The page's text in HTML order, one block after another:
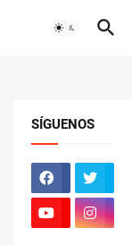
SÍGUENOS